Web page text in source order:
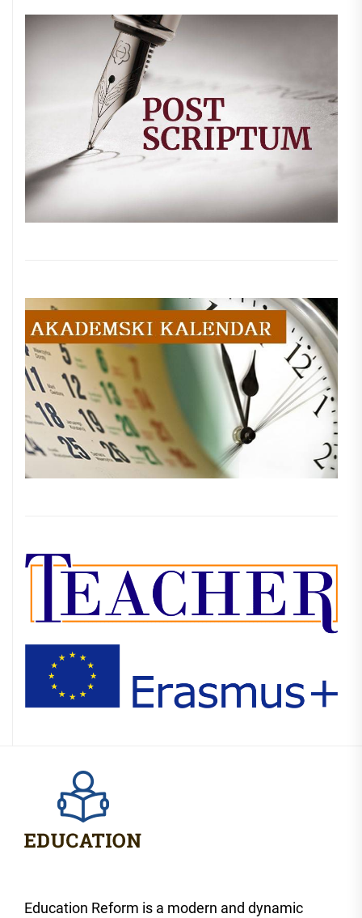
Education Reform is a modern and dynamic